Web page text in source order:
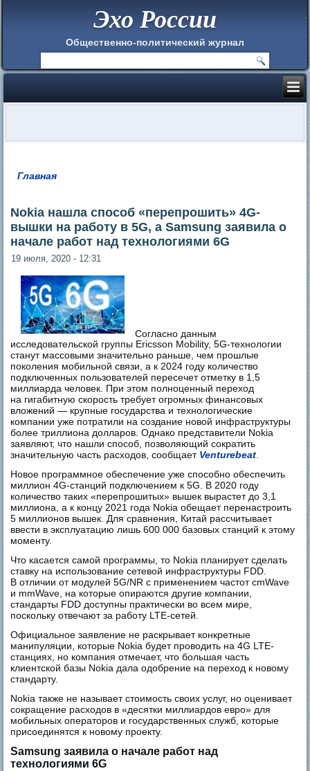
Эхо России
Общественно-политический журнал
Главная
Nokia нашла способ «перепрошить» 4G-
вышки на работу в 5G, а Samsung заявила о
начале работ над технологиями 6G
19 июля, 2020 - 12:31
Согласно данным
исследовательской группы Ericsson Mobility, 5G-технологии
станут массовыми значительно раньше, чем прошлые
поколения мобильной связи, а к 2024 году количество
подключенных пользователей пересечет отметку в 1,5
миллиарда человек. При этом полноценный переход
на гигабитную скорость требует огромных финансовых
вложений — крупные государства и технологические
компании уже потратили на создание новой инфраструктуры
более триллиона долларов. Однако представители Nokia
заявляют, что нашли способ, позволяющий сократить
значительную часть расходов, сообщает Venturebeat.
Новое программное обеспечение уже способно обеспечить
миллион 4G-станций подключением к 5G. В 2020 году
количество таких «перепрошитых» вышек вырастет до 3,1
миллиона, а к концу 2021 года Nokia обещает перенастроить
5 миллионов вышек. Для сравнения, Китай рассчитывает
ввести в эксплуатацию лишь 600 000 базовых станций к этому
моменту.
Что касается самой программы, то Nokia планирует сделать
ставку на использование сетевой инфраструктуры FDD.
В отличии от модулей 5G/NR с применением частот cmWave
и mmWave, на которые опираются другие компании,
стандарты FDD доступны практически во всем мире,
поскольку отвечают за работу LTE-сетей.
Официальное заявление не раскрывает конкретные
манипуляции, которые Nokia будет проводить на 4G LTE-
станциях, но компания отмечает, что большая часть
клиентской базы Nokia дала одобрение на переход к новому
стандарту.
Nokia также не называет стоимость своих услуг, но оценивает
сокращение расходов в «десятки миллиардов евро» для
мобильных операторов и государственных служб, которые
присоединятся к новому проекту.
Samsung заявила о начале работ над
технологиями 6G